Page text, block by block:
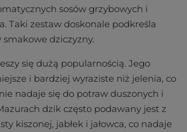
sosów grzybowych i
Taki zestaw doskonale podkreśla
dziczyzny.
się dużą popularnością. Jego
i bardziej wyraziste niż jelenia, co
nadaje się do potraw duszonych i
dzik często podawany jest z
kiszonej, jabłek i jałowca, co nadaje